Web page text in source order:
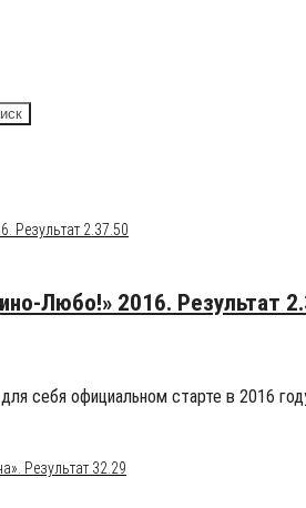
Любо!» 2016. Результат
себя официальном старте в 2016